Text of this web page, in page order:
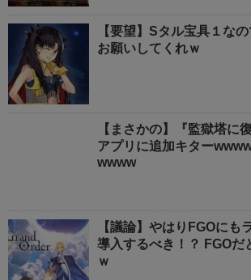
【要望】Sタル宝具１な
お願いしてくれｗ
【まさかの】『監獄塔に
アプリに追加キター
wwww
【議論】やはりFGOにも
導入するべき！？ FGOだ
ｗ